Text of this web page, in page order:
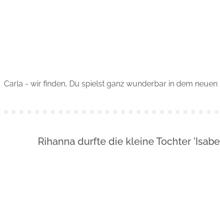
Carla - wir finden, Du spielst ganz wunderbar in dem neuen
Rihanna durfte die kleine Tochter